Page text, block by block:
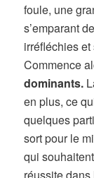
foule, une
s’emparant
irréfléchies et
Commence
dominants.
en plus, ce
quelques
sort pour le
qui
réussite